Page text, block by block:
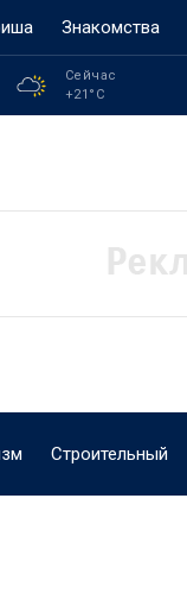
Знакомства
Сейчас
+21 °C
Строительный